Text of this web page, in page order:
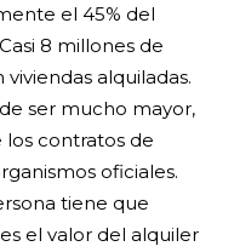
el 45% del
8 millones de
alquiladas.
ser mucho mayor,
contratos de
oficiales.
tiene que
el valor del alquiler